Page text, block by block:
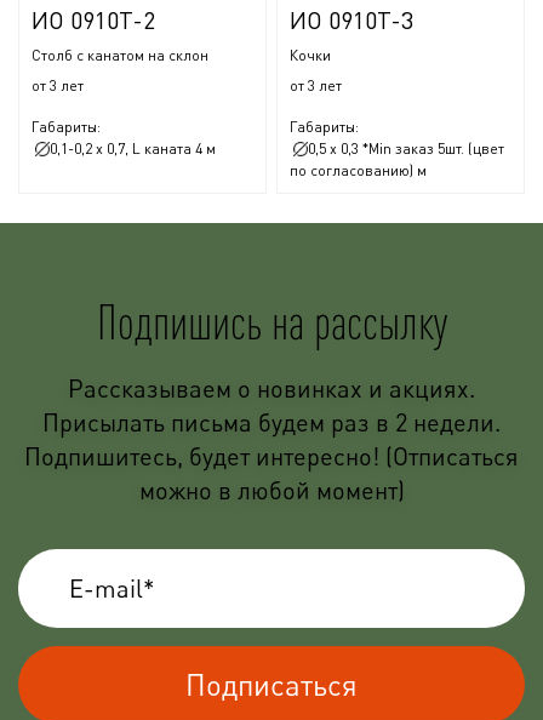
ИО 0910Т-2
Столб с канатом на склон
от 3 лет
Габариты:
0,1-0,2 x 0,7, L каната 4 м
ИО 0910Т-3
Кочки
от 3 лет
Габариты:
0,5 x 0,3 *Min заказ 5шт. (цвет
по согласованию) м
Подпишись на рассылку
Рассказываем о новинках и акциях.
Присылать письма будем раз в 2 недели.
Подпишитесь, будет интересно! (Отписаться
можно в любой момент)
Подписаться